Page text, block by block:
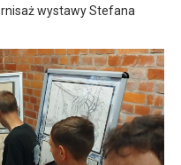
wystawy Stefana